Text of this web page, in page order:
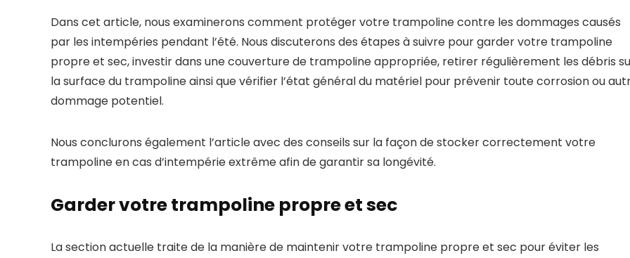
Dans cet article, nous examinerons comment protéger votre trampoline contre les dommages causés
par les intempéries pendant l’été. Nous discuterons des étapes à suivre pour garder votre trampoline
propre et sec, investir dans une couverture de trampoline appropriée, retirer régulièrement les débris
la surface du trampoline ainsi que vérifier l’état général du matériel pour prévenir toute corrosion ou
dommage potentiel.
Nous conclurons également l’article avec des conseils sur la façon de stocker correctement votre
trampoline en cas d’intempérie extrême afin de garantir sa longévité.
Garder votre trampoline propre et sec
La section actuelle traite de la manière de maintenir votre trampoline propre et sec pour éviter les